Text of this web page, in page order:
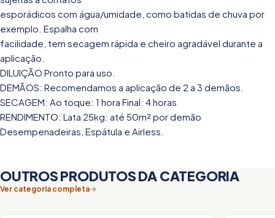
esporádicos com água/umidade, como batidas de chuva por
exemplo. Espalha com
facilidade, tem secagem rápida e cheiro agradável durante a
aplicação.
DILUIÇÃO Pronto para uso.
DEMÃOS: Recomendamos a aplicação de 2 a 3 demãos.
SECAGEM: Ao toque: 1 hora Final: 4 horas
RENDIMENTO: Lata 25kg: até 50m² por demão
Desempenadeiras, Espátula e Airless.
OUTROS PRODUTOS DA CATEGORIA
Ver categoria completa